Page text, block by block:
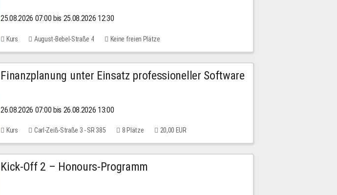
25.08.2026 07:00 bis 25.08.2026 12:30
Kurs August-Bebel-Straße 4 Keine freien Plätze
Finanzplanung unter Einsatz professioneller Software
26.08.2026 07:00 bis 26.08.2026 13:00
Kurs Carl-Zeiß-Straße 3 - SR 385 8 Plätze 20,00 EUR
Kick-Off 2 – Honours-Programm